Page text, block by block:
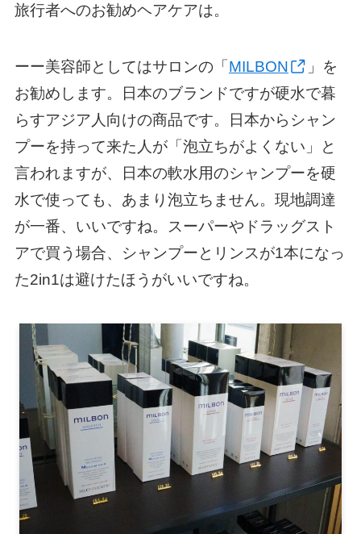
旅行者へのお勧めヘアケアは。
ーー美容師としてはサロンの「 MILBON
」を
お勧めします。日本のブランドですが硬水で暮
らすアジア人向けの商品です。日本からシャン
プーを持って来た人が「泡立ちがよくない」と
言われますが、日本の軟水用のシャンプーを硬
水で使っても、あまり泡立ちません。現地調達
が一番、いいですね。スーパーやドラッグスト
アで買う場合、シャンプーとリンスが1本になっ
た2in1は避けたほうがいいですね。